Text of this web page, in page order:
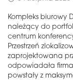
Kompleks biurowy
należący do
centrum
Przestrzeń
zaprojektowana
odpowiadała firma
powstały z